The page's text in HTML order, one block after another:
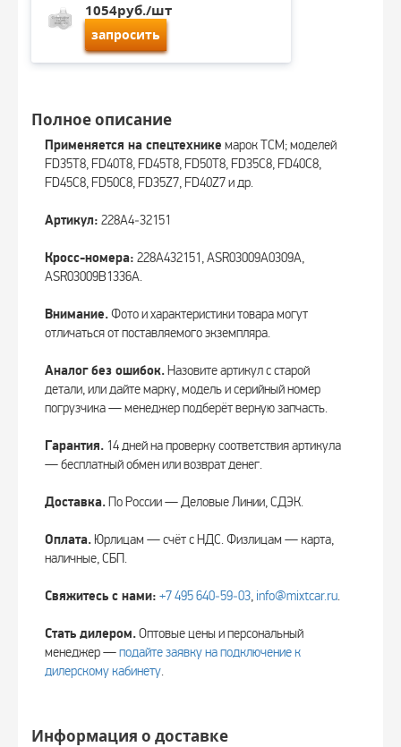
1054руб./шт
запросить
Полное описание
Применяется на спецтехнике марок TCM; моделей
FD35T8, FD40T8, FD45T8, FD50T8, FD35C8, FD40C8,
FD45C8, FD50C8, FD35Z7, FD40Z7 и др.
Артикул: 228A4‑32151
Кросс-номера: 228A432151, ASR03009A0309A,
ASR03009B1336A.
Внимание.Фото и характеристики товара могут
отличаться от поставляемого экземпляра.
Аналог без ошибок.Назовите артикул с старой
детали, или дайте марку, модель и серийный номер
погрузчика — менеджер подберёт верную запчасть.
Гарантия. 14 дней на проверку соответствия артикула
— бесплатный обмен или возврат денег.
Доставка.По России — Деловые Линии, СДЭК.
Оплата. Юрлицам — счёт с НДС. Физлицам — карта,
наличные, СБП.
Свяжитесь с нами: +7 495 640‑59‑03, info@mixtcar.ru.
Стать дилером.Оптовые цены и персональный
менеджер —подайте заявку на подключение к
дилерскому кабинету.
Информация о доставке